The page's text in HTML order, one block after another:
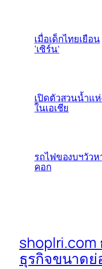
เมื่อเด็กไทยเยือน
‘เซิร์น’
เปิดตัวสวนน้ำแ
ในเอเชีย
รถไฟของบฯวัว
คอก
shoplri.com
ธุรกิจขนาดย่